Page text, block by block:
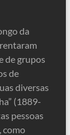
da
de grupos
de
diversas
(1889-
pessoas
como